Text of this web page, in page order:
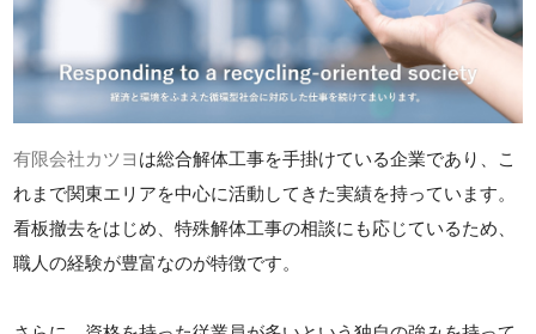
有限会社カツヨ は総合解体工事を手掛けている企業であり、こ
れまで関東エリアを中心に活動してきた実績を持っています。
看板撤去をはじめ、特殊解体工事の相談にも応じているため、
職人の経験が豊富なのが特徴です。